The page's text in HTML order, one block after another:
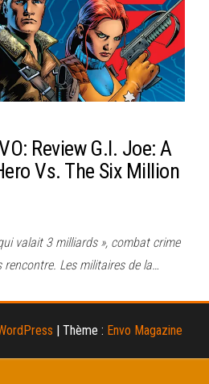
Review G.I. Joe: A
Vs. The Six Million
valait 3 milliards », combat crime
Les militaires de la…
Thème : Envo Magazine